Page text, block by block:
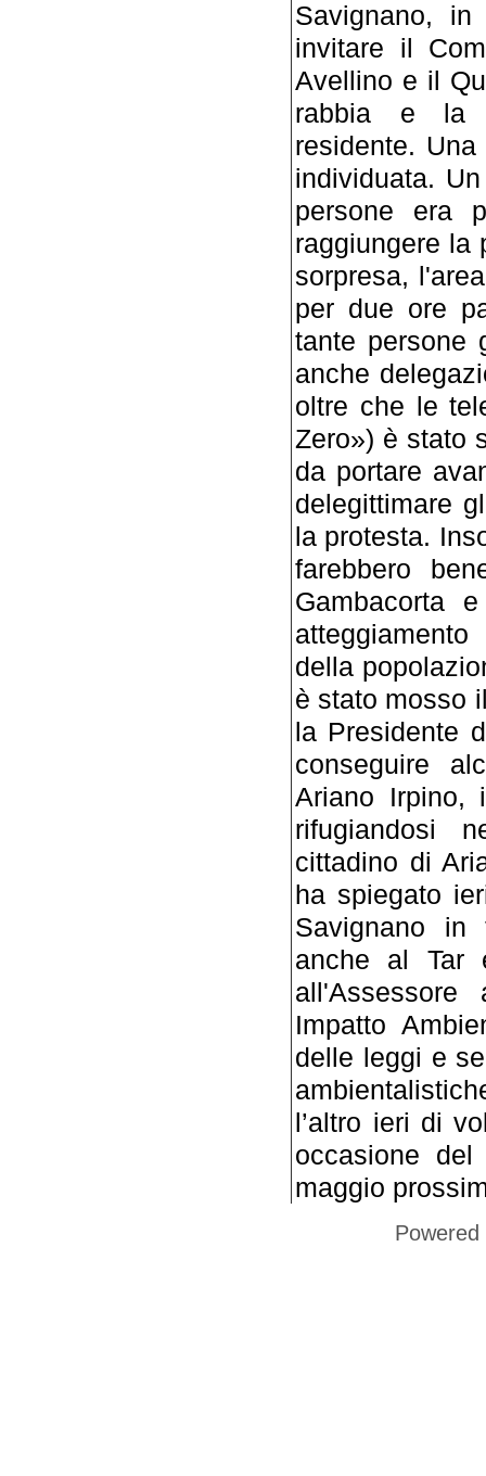
Savignano,
invitare il
Avellino e il
rabbia e la
residente.
individuata.
persone era
raggiungere la
sorpresa,
per due ore
tante persone
anche
oltre che le
Zero») è stato
da portare
delegittimare
la protesta.
farebbero
Gambacorta
della
è stato mosso
la Presidente
conseguire
Ariano Irpino,
rifugiandosi
cittadino di
ha spiegato
Savignano
anche al Tar
Impatto
delle leggi e
l’altro ieri di
occasione
maggio